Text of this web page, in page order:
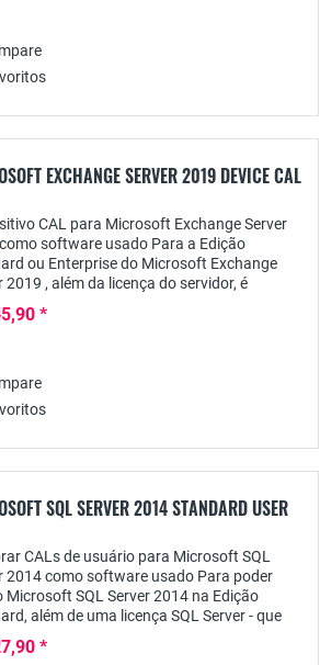
EXCHANGE SERVER 2019 DEVICE CAL
CAL para Microsoft Exchange Server
software usado Para a Edição
ou Enterprise do Microsoft Exchange
2019 , além da licença do servidor, é
uma licença de acesso do cliente
para...
*
SQL SERVER 2014 STANDARD USER
CALs de usuário para Microsoft SQL
2014 como software usado Para poder
Microsoft SQL Server 2014 na Edição
além de uma licença SQL Server - que
está disponível na Wiresoft - você
precisa de...
*